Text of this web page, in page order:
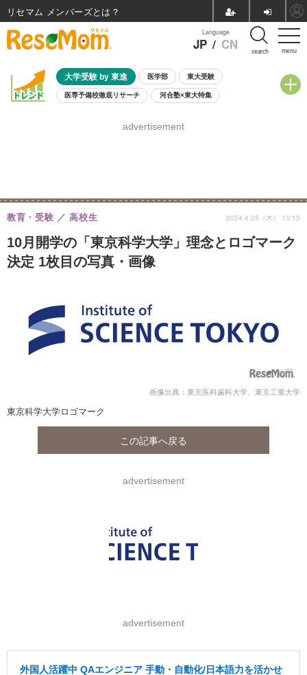
menu
Language
JP / CN search
大学受験 by 東進 医学部 東大受験
医専予備校徹底リサーチ 河合塾×東大特集
8月開催学校説明会・相談会
advertisement
10月開学の「東京科学大学」理念とロゴマーク
決定 1枚目の写真・画像
教育・受験 高校生 2024.4.25（木） 15:15
画像出典：東京医科歯科大学、東京工業大学
東京科学大学ロゴマーク
この記事へ戻る
advertisement
advertisement
外国人活躍中 QAエンジニア 手動・自動化/日本語力を活かせ
リセマム メンバーズ